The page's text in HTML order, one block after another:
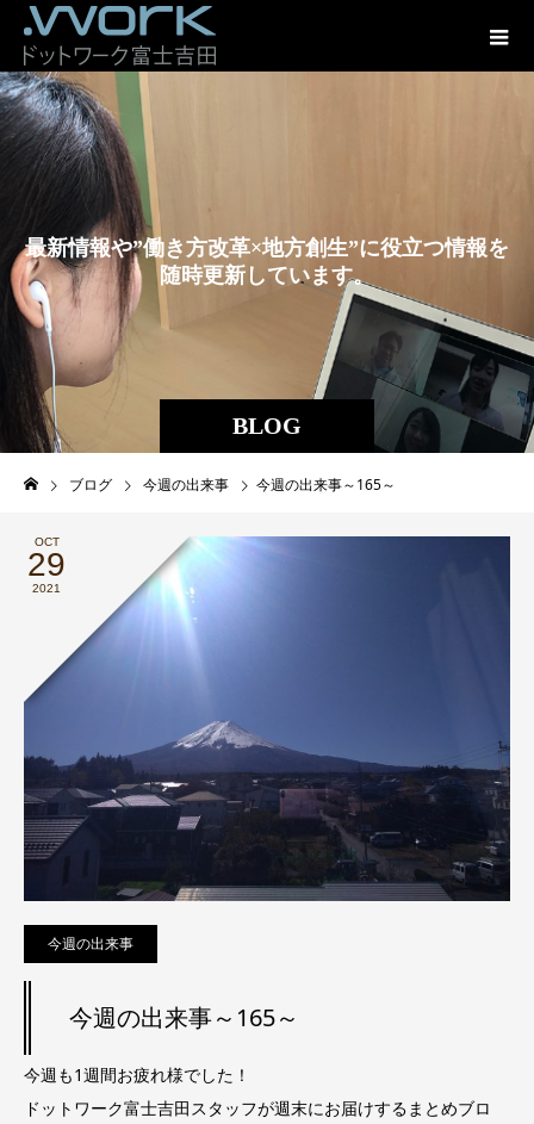
BLOG
最新情報や”働き方改革×地方創生”に役立つ情報を
随時更新 しています。
ブログ 今週の出来事 今週の出来事～165～
OCT
29
2021
今週の出来事
今週の出来事～165～
今週も1週間お疲れ様でした！
ドットワーク富士吉田スタッフが週末にお届けするまとめブロ